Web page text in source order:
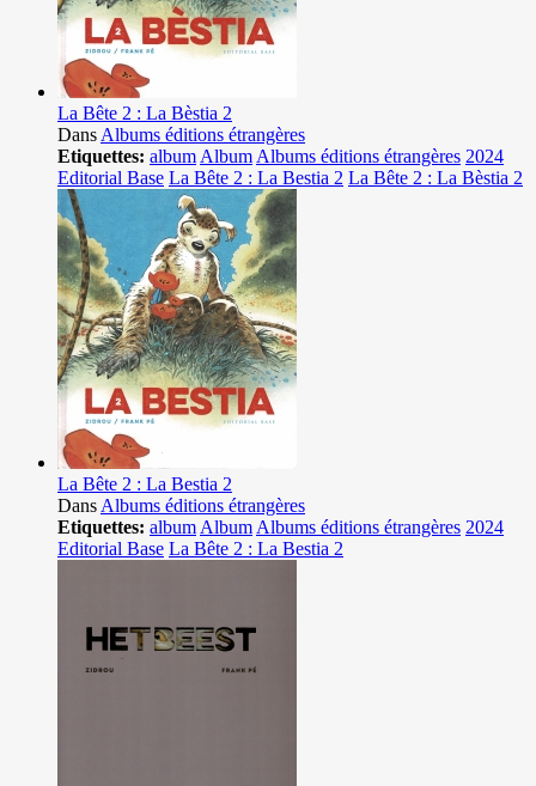
La Bête 2 : La Bèstia 2
Dans Albums éditions étrangères
Etiquettes: album Album Albums éditions étrangères 2024
Editorial Base La Bête 2 : La Bestia 2 La Bête 2 : La Bèstia 2
La Bête 2 : La Bestia 2
Dans Albums éditions étrangères
Etiquettes: album Album Albums éditions étrangères 2024
Editorial Base La Bête 2 : La Bestia 2